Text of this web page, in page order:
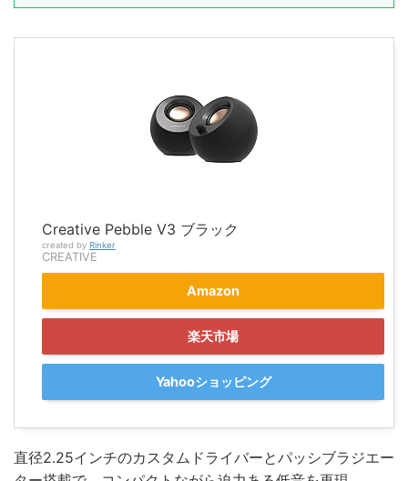
Creative Pebble V3 ブラック
created by Rinker
CREATIVE
Amazon
楽天市場
Yahooショッピング
直径2.25インチのカスタムドライバーとパッシブラジエー